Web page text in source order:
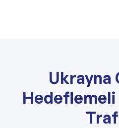
Ukrayna